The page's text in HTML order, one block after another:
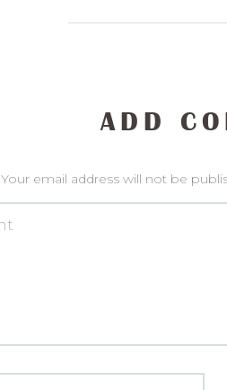
ADD
Your email address will not be